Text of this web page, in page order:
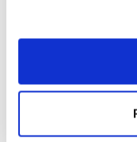
scelte privacy sui
dell’informativa
Chiudendo il banner
dei soli cookie
il tuo consenso alla
ogni momento
Tolkien.